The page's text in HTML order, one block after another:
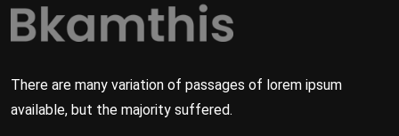
There are many variation of passages of lorem ipsum
available, but the majority suffered.